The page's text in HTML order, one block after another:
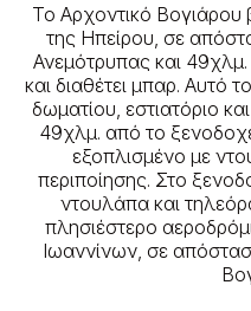
Το Αρχοντικό Βογιάρου
της Ηπείρου, σε
Ανεμότρυπας και
και διαθέτει μπαρ. Αυτό
δωματίου, εστιατόριο
49χλμ. από το
εξοπλισμένο με
περιποίησης. Στο
ντουλάπα και
πλησιέστερο
Ιωαννίνων, σε